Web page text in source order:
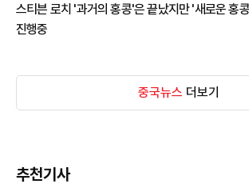
스티븐 로치 '과거의 홍콩'은 끝났지만 '새로운 홍
진행중
중국뉴스 더보기
추천기사